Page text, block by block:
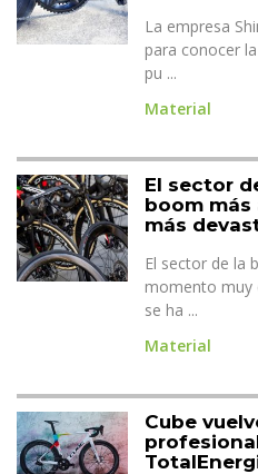
La empresa
para conocer
pu ...
Material
El sector
boom
más
El sector de la
momento muy
se ha ...
Material
Cube